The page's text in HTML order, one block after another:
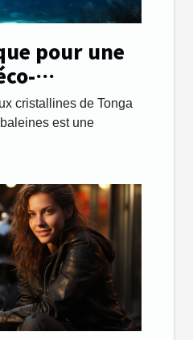
pour une
en nageant
à Tonga
cristallines de Tonga
est une